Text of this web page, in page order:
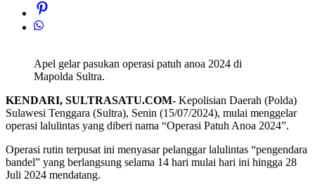
Apel gelar pasukan operasi patuh anoa 2024 di
Mapolda Sultra.
KENDARI, SULTRASATU.COM- Kepolisian Daerah (Polda)
Sulawesi Tenggara (Sultra), Senin (15/07/2024), mulai menggelar
operasi lalulintas yang diberi nama “Operasi Patuh Anoa 2024”.
Operasi rutin terpusat ini menyasar pelanggar lalulintas “pengendara
bandel” yang berlangsung selama 14 hari mulai hari ini hingga 28
Juli 2024 mendatang.